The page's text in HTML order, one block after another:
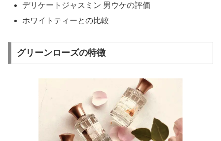
デリケートジャスミン 男ウケの評価
ホワイトティーとの比較
グリーンローズの特徴